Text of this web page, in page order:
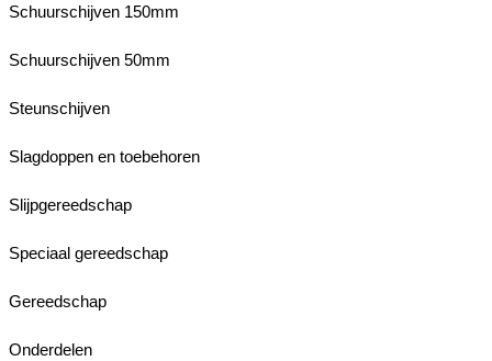
Schuurschijven 150mm
Schuurschijven 50mm
Steunschijven
Slagdoppen en toebehoren
Slijpgereedschap
Speciaal gereedschap
Gereedschap
Onderdelen